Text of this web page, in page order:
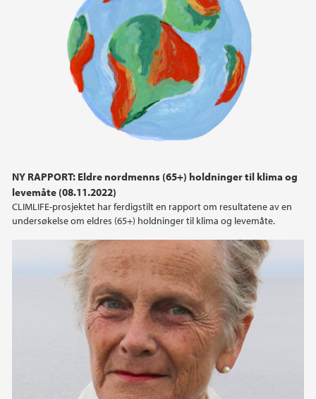
NY RAPPORT: Eldre nordmenns (65+) holdninger til klima og
levemåte (08.11.2022)
CLIMLIFE-prosjektet har ferdigstilt en rapport om resultatene av en
undersøkelse om eldres (65+) holdninger til klima og levemåte.